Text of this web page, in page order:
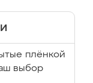
плёнкой
выбор